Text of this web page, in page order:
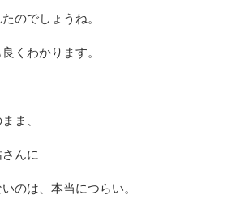
のでしょうね。
くわかります。
ま、
んに
のは、本当につらい。